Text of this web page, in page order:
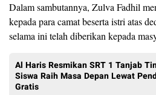
Dalam sambutannya, Zulva Fadhil
kepada para camat beserta istri atas
selama ini telah diberikan kepada
Al Haris Resmikan SRT 1 Tanjab
Siswa Raih Masa Depan Lewat
Gratis